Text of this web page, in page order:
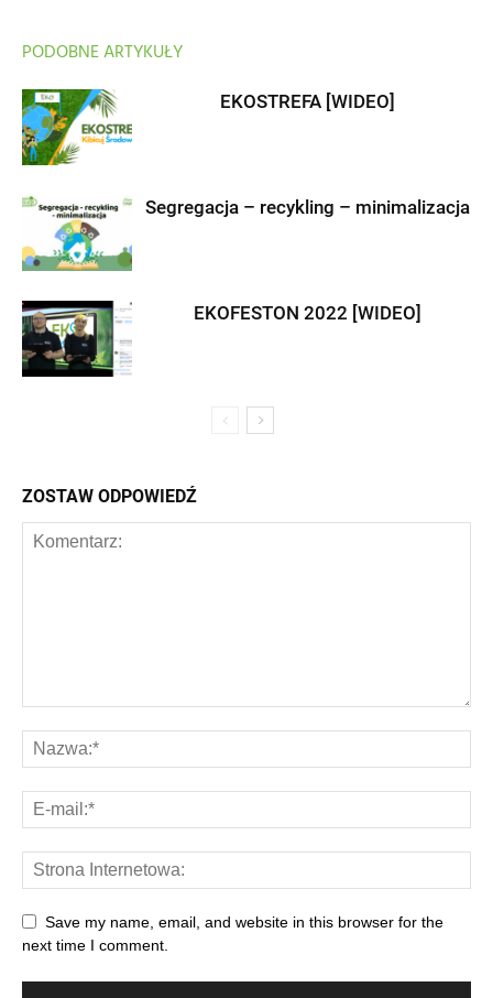
PODOBNE ARTYKUŁY
EKOSTREFA [WIDEO]
Segregacja – recykling – minimalizacja
EKOFESTON 2022 [WIDEO]
ZOSTAW ODPOWIEDŹ
Save my name, email, and website in this browser for the
next time I comment.